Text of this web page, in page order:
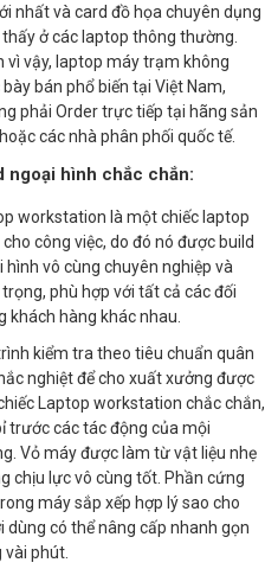
nhất và card đồ họa chuyên dụng
thấy ở các laptop thông thường.
vì vậy, laptop máy trạm không
bán phổ biến tại Việt Nam,
phải Order trực tiếp tại hãng sản
các nhà phân phối quốc tế.
ngoại hình chắc chắn:
workstation là một chiếc laptop
công việc, do đó nó được build
hình vô cùng chuyên nghiệp và
phù hợp với tất cả các đối
khách hàng khác nhau.
kiểm tra theo tiêu chuẩn quân
nghiệt để cho xuất xưởng được
Laptop workstation chắc chắn,
trước các tác động của mội
Vỏ máy được làm từ vật liệu nhẹ
chịu lực vô cùng tốt. Phần cứng
máy sắp xếp hợp lý sao cho
dùng có thể nâng cấp nhanh gọn
vài phút.